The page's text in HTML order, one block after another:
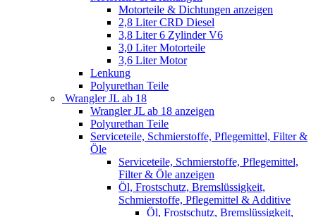
Motorteile & Dichtungen anzeigen
2,8 Liter CRD Diesel
3,8 Liter 6 Zylinder V6
3,0 Liter Motorteile
3,6 Liter Motor
Lenkung
Polyurethan Teile
Wrangler JL ab 18
Wrangler JL ab 18 anzeigen
Polyurethan Teile
Serviceteile, Schmierstoffe, Pflegemittel, Filter &
Öle
Serviceteile, Schmierstoffe, Pflegemittel,
Filter & Öle anzeigen
Öl, Frostschutz, Bremslüssigkeit,
Schmierstoffe, Pflegemittel & Additive
Öl, Frostschutz, Bremslüssigkeit,